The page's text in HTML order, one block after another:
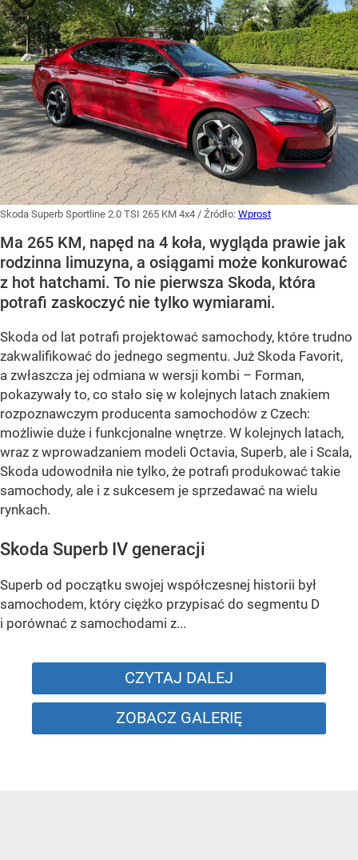
Skoda Superb Sportline 2.0 TSI 265 KM 4x4 / Źródło: Wprost
Ma 265 KM, napęd na 4 koła, wygląda prawie jak
rodzinna limuzyna, a osiągami może konkurować
z hot hatchami. To nie pierwsza Skoda, która
potrafi zaskoczyć nie tylko wymiarami.
Skoda od lat potrafi projektować samochody, które trudno
zakwalifikować do jednego segmentu. Już Skoda Favorit,
a zwłaszcza jej odmiana w wersji kombi – Forman,
pokazywały to, co stało się w kolejnych latach znakiem
rozpoznawczym producenta samochodów z Czech:
możliwie duże i funkcjonalne wnętrze. W kolejnych latach,
wraz z wprowadzaniem modeli Octavia, Superb, ale i Scala,
Skoda udowodniła nie tylko, że potrafi produkować takie
samochody, ale i z sukcesem je sprzedawać na wielu
rynkach.
Skoda Superb IV generacji
Superb od początku swojej współczesnej historii był
samochodem, który ciężko przypisać do segmentu D
i porównać z samochodami z...
CZYTAJ DALEJ
ZOBACZ GALERIĘ